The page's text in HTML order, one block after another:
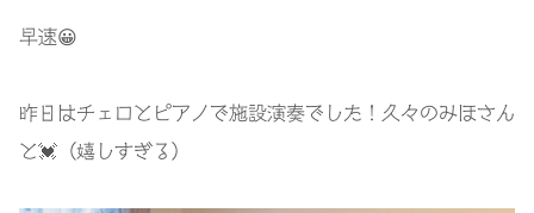
早速😀
昨日はチェロとピアノで施設演奏でした！久々のみほさん
と💓（嬉しすぎる）